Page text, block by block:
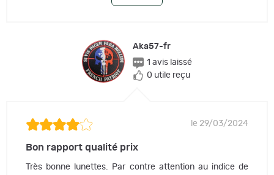
Aka57-fr
1 avis laissé
0 utile reçu
le 29/03/2024
Bon rapport qualité prix
Très bonne lunettes. Par contre attention au indice de